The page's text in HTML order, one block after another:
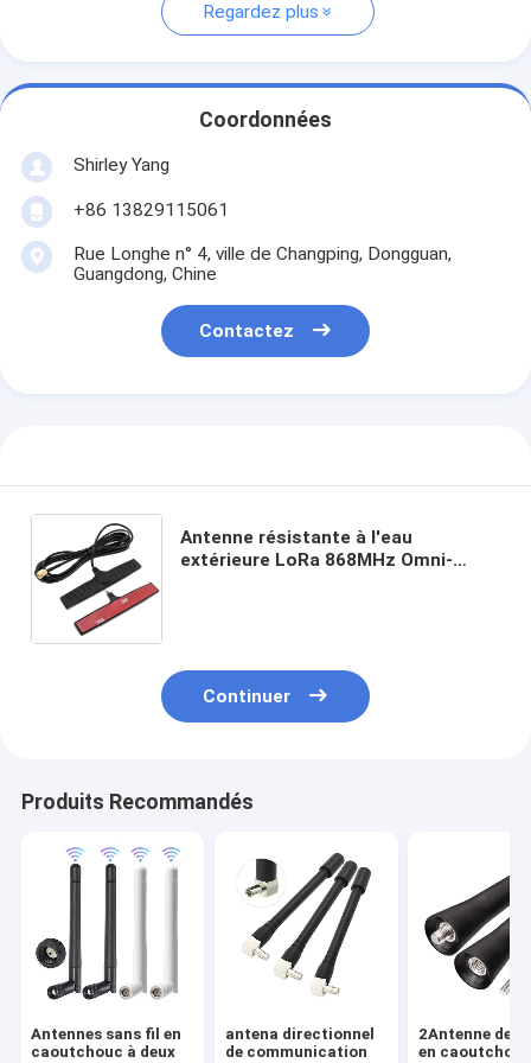
Regardez plus
Coordonnées
Shirley Yang
+86 13829115061
Rue Longhe n° 4, ville de Changping, Dongguan,
Guangdong, Chine
Contactez
Antenne résistante à l'eau
extérieure LoRa 868MHz Omni-
Continuer
Produits Recommandés
Antennes sans fil en
caoutchouc à deux
antena directionnel
de communication
2Antenne de
en